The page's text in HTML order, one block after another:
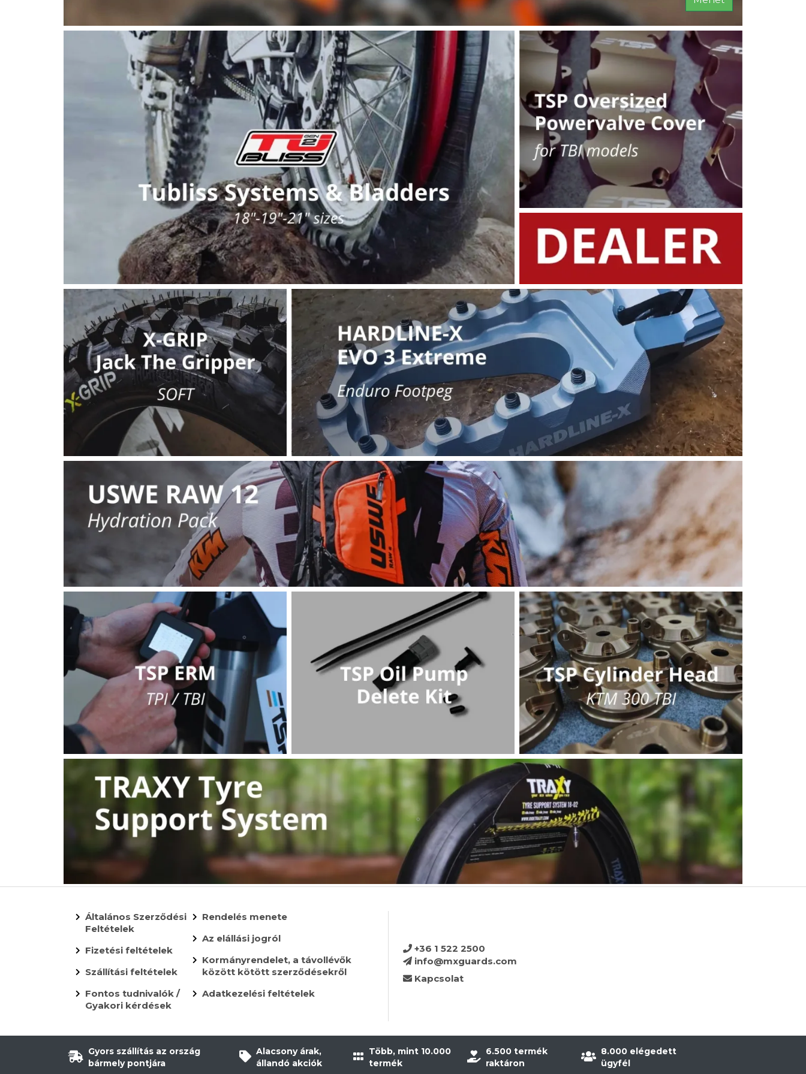
Általános Szerződési
Feltételek
Fizetési feltételek
Szállítási feltételek
Fontos tudnivalók /
Gyakori kérdések
Rendelés menete
Az elállási jogról
Kormányrendelet, a távollévők
között kötött szerződésekről
Adatkezelési feltételek
+36 1 522 2500
info@mxguards.com
Kapcsolat
Gyors szállítás az ország
bármely pontjára
Alacsony árak,
állandó akciók
Több, mint 10.000
termék
6.500 termék
raktáron
8.000 elégedett
ügyfél